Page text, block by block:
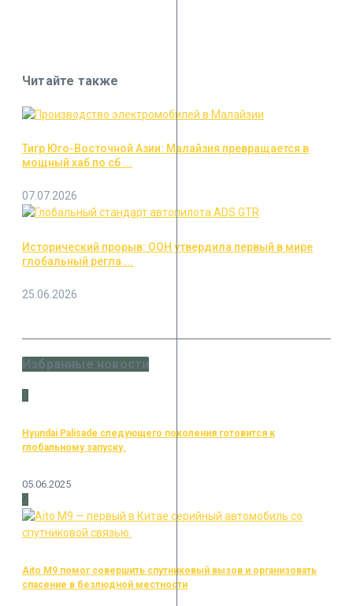
Читайте также
Тигр Юго-Восточной Азии: Малайзия превращается в
мощный хаб по сб ...
07.07.2026
Исторический прорыв: ООН утвердила первый в мире
глобальный регла ...
25.06.2026
Избранные новости
1
Hyundai Palisade следующего поколения готовится к
глобальному запуску.
05.06.2025
2
Aito M9 помог совершить спутниковый вызов и организовать
спасение в безлюдной местности